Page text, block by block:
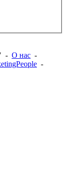
- О нас -
-